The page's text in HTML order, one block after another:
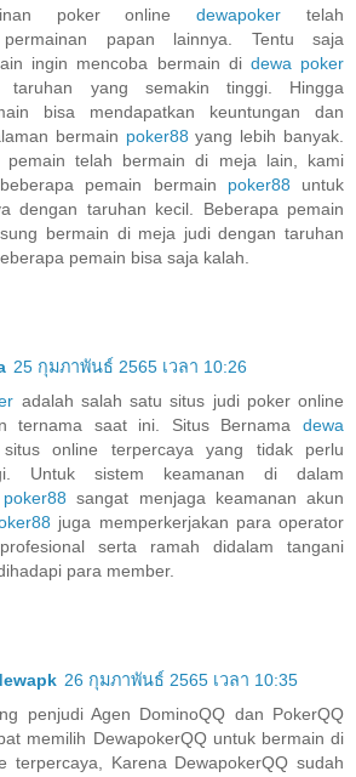
poker onlinedewapoker telah
permainan papan lainnya. Tentu saja
ingin mencoba bermain di dewa poker
taruhan yang semakin tinggi. Hingga
bisa mendapatkan keuntungan dan
bermain poker88 yang lebih banyak.
pemain telah bermain di meja lain, kami
pemain bermain poker88 untuk
dengan taruhan kecil. Beberapa pemain
bermain di meja judi dengan taruhan
pemain bisa saja kalah.
25 กุมภาพันธ์ 2565 เวลา 10:26
adalah salah satu situs judi poker online
ternama saat ini. Situs Bernama dewa
online terpercaya yang tidak perlu
Untuk sistem keamanan di dalam
poker88 sangat menjaga keamanan akun
juga memperkerjakan para operator
serta ramah didalam tangani
para member.
26 กุมภาพันธ์ 2565 เวลา 10:35
penjudi Agen DominoQQ dan PokerQQ
memilih DewapokerQQ untuk bermain di
terpercaya, Karena DewapokerQQ sudah